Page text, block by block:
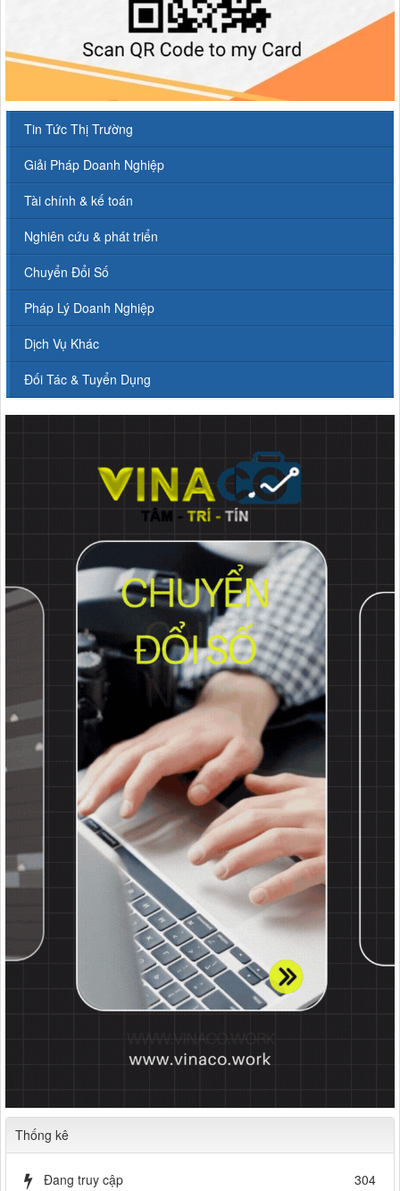
Tin Tức Thị Trường
Giải Pháp Doanh Nghiệp
Tài chính & kế toán
Nghiên cứu & phát triển
Chuyển Đổi Số
Pháp Lý Doanh Nghiệp
Dịch Vụ Khác
Đối Tác & Tuyển Dụng
Thống kê
Đang truy cập
304